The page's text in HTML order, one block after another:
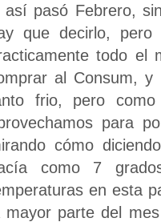
así pasó Febrero,
que decirlo,
todo el
al Consum,
frio, pero
para
cómo
como 7
en esta
mayor parte del